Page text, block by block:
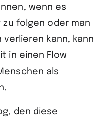
wenn es
zu folgen oder man
kann, kann
in einen Flow
als
den diese